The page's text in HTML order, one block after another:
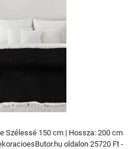
Szélessé 150 cm | Hossza: 200 cm
oldalon 25720 Ft -